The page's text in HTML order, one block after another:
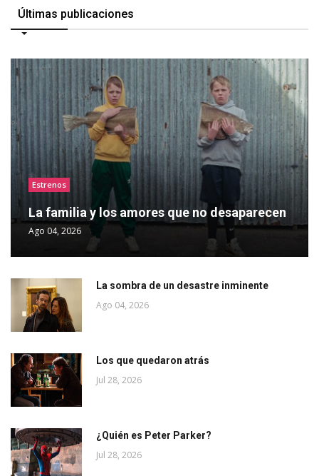
Últimas publicaciones
Estrenos
La familia y los amores que no desaparecen
Ago 04, 2026
La sombra de un desastre inminente
Ago 04, 2026
Los que quedaron atrás
Jul 28, 2026
¿Quién es Peter Parker?
Jul 28, 2026